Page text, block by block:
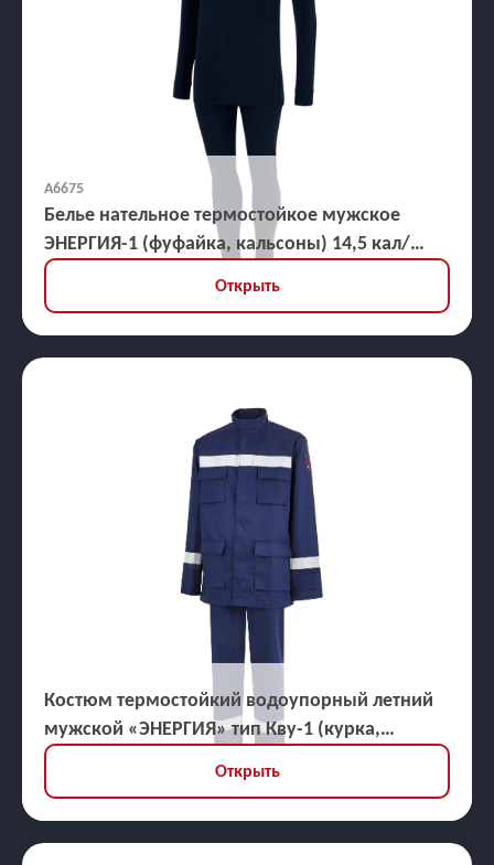
А6675
Белье нательное термостойкое мужское
ЭНЕРГИЯ-1 (фуфайка, кальсоны) 14,5 кал/
кв.см
Открыть
Костюм термостойкий водоупорный летний
мужской «ЭНЕРГИЯ» тип Кву-1 (курка,
брюки), ЗЭТВ 45,3 кал/кв.см
Открыть